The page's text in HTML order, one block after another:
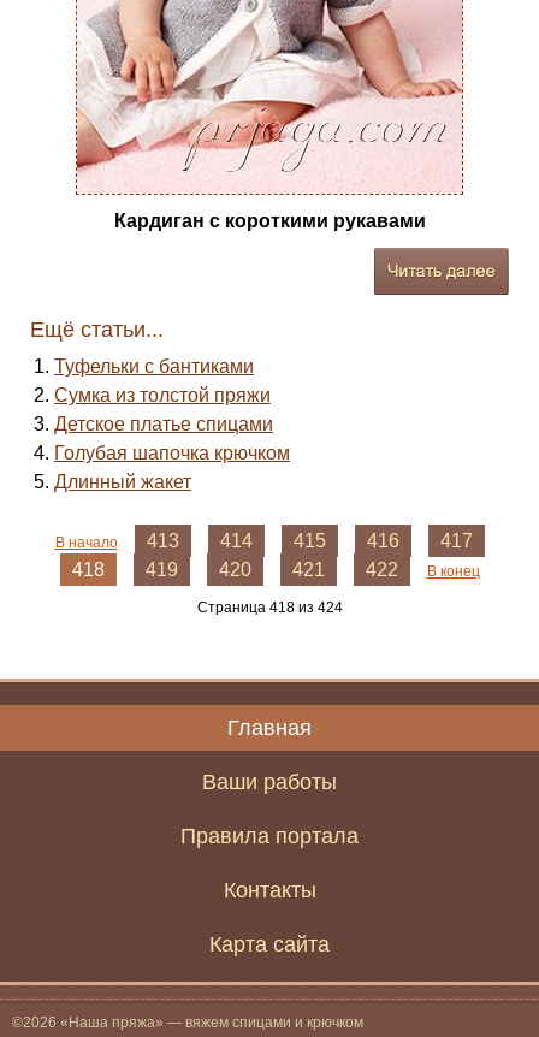
Кардиган с короткими рукавами
Ещё статьи...
Туфельки с бантиками
Сумка из толстой пряжи
Детское платье спицами
Голубая шапочка крючком
Длинный жакет
В начало 413 414 415 416
417
418
419 420 421 422 В конец
Страница 418 из 424
Главная
Ваши работы
Правила портала
Контакты
Карта сайта
©2026 «Наша пряжа» — вяжем спицами и крючком